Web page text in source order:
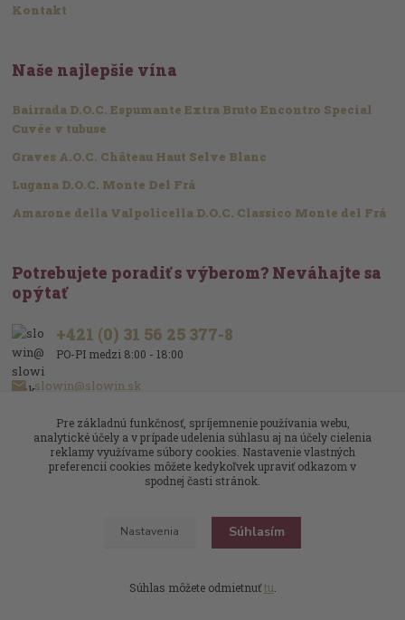
Kontakt
Naše najlepšie vína
Bairrada D.O.C. Espumante Extra Bruto Encontro Special
Cuvée v tubuse
Graves A.O.C. Château Haut Selve Blanc
Lugana D.O.C. Monte Del Frá
Amarone della Valpolicella D.O.C. Classico Monte del Frá
Potrebujete poradiť s výberom? Neváhajte sa
opýtať
+421 (0) 31 56 25 377-8
PO-PI medzi 8:00 - 18:00
slowin@slowin.sk
Dizajn
: Poradnyweb.cz
Pre základnú funkčnosť, spríjemnenie používania webu,
analytické účely a v prípade udelenia súhlasu aj na účely cielenia
reklamy využívame súbory cookies. Nastavenie vlastných
preferencií cookies môžete kedykoľvek upraviť odkazom v
spodnej časti stránok.
Nastavenia Súhlasím
Súhlas môžete odmietnuťtu